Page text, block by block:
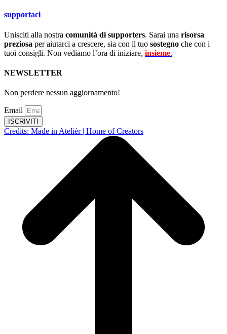
supportaci
Unisciti alla nostra comunità di supporters. Sarai una risorsa
preziosa per aiutarci a crescere, sia con il tuo sostegno che con i
tuoi consigli. Non vediamo l’ora di iniziare, insieme.
NEWSLETTER
Non perdere nessun aggiornamento!
Email
ISCRIVITI
Credits: Made in Atelièr | Home of Creators